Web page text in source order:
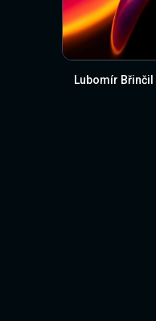
Lubomír Břinčil